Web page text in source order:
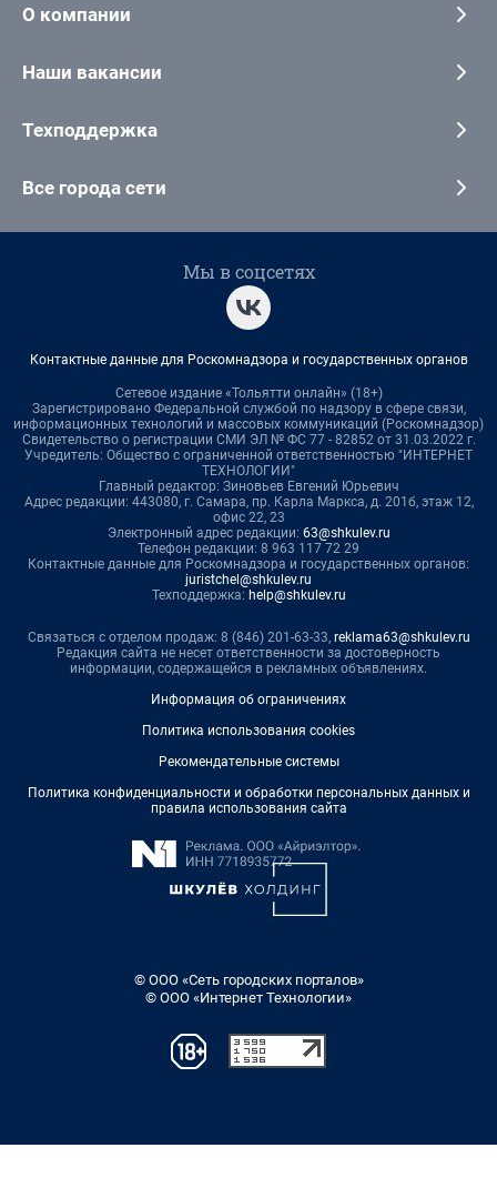
О компании
Наши вакансии
Техподдержка
Все города сети
Мы в соцсетях
Контактные данные для Роскомнадзора и государственных органов
Сетевое издание «Тольятти онлайн» (18+)
Зарегистрировано Федеральной службой по надзору в сфере связи,
информационных технологий и массовых коммуникаций (Роскомнадзор)
Свидетельство о регистрации СМИ ЭЛ № ФС 77 - 82852 от 31.03.2022 г.
Учредитель: Общество с ограниченной ответственностью "ИНТЕРНЕТ
ТЕХНОЛОГИИ"
Главный редактор: Зиновьев Евгений Юрьевич
Адрес редакции: 443080, г. Самара, пр. Карла Маркса, д. 201б, этаж 12,
офис 22, 23
Электронный адрес редакции: 63@shkulev.ru
Телефон редакции: 8 963 117 72 29
Контактные данные для Роскомнадзора и государственных органов:
juristchel@shkulev.ru
Техподдержка: help@shkulev.ru
Связаться с отделом продаж: 8 (846) 201-63-33, reklama63@shkulev.ru
Редакция сайта не несет ответственности за достоверность
информации, содержащейся в рекламных объявлениях.
Информация об ограничениях
Политика использования cookies
Рекомендательные системы
Политика конфиденциальности и обработки персональных данных и
правила использования сайта
© ООО «Сеть городских порталов»
© ООО «Интернет Технологии»